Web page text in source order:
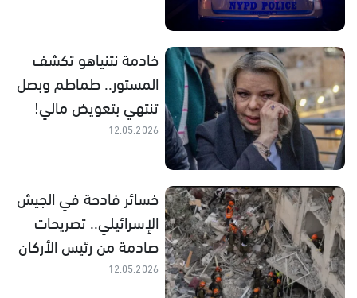
خادمة نتنياهو تكشف
المستور.. طماطم وبصل
تنتهي بتعويض مالي!
12.05.2026
خسائر فادحة في الجيش
الإسرائيلي.. تصريحات
صادمة من رئيس الأركان
12.05.2026